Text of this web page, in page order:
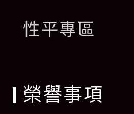
性平專區
榮譽事項